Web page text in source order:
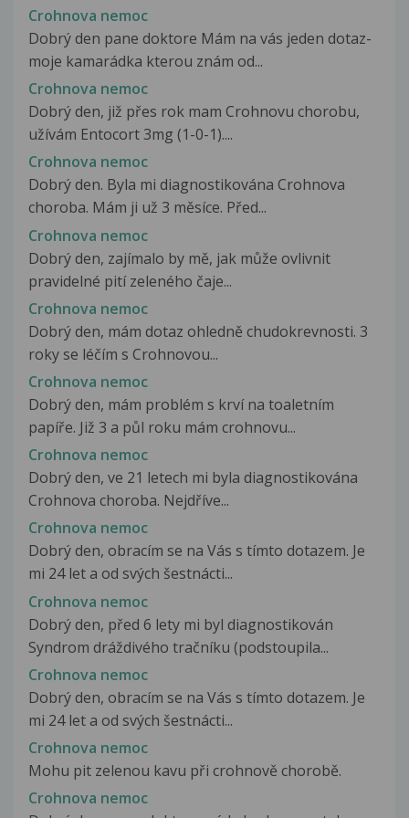
Crohnova nemoc
Dobrý den pane doktore Mám na vás jeden dotaz-
moje kamarádka kterou znám od...
Crohnova nemoc
Dobrý den, již přes rok mam Crohnovu chorobu,
užívám Entocort 3mg (1-0-1)....
Crohnova nemoc
Dobrý den. Byla mi diagnostikována Crohnova
choroba. Mám ji už 3 měsíce. Před...
Crohnova nemoc
Dobrý den, zajímalo by mě, jak může ovlivnit
pravidelné pití zeleného čaje...
Crohnova nemoc
Dobrý den, mám dotaz ohledně chudokrevnosti. 3
roky se léčím s Crohnovou...
Crohnova nemoc
Dobrý den, mám problém s krví na toaletním
papíře. Již 3 a půl roku mám crohnovu...
Crohnova nemoc
Dobrý den, ve 21 letech mi byla diagnostikována
Crohnova choroba. Nejdříve...
Crohnova nemoc
Dobrý den, obracím se na Vás s tímto dotazem. Je
mi 24 let a od svých šestnácti...
Crohnova nemoc
Dobrý den, před 6 lety mi byl diagnostikován
Syndrom dráždivého tračníku (podstoupila...
Crohnova nemoc
Dobrý den, obracím se na Vás s tímto dotazem. Je
mi 24 let a od svých šestnácti...
Crohnova nemoc
Mohu pit zelenou kavu při crohnově chorobě.
Crohnova nemoc